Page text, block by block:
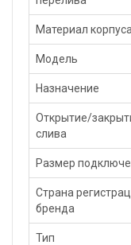
Материал корпуса
Модель
Назначение
Открытие/
слива
Размер
Страна
бренда
Тип